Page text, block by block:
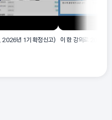
2026년 1기 확정신고) 이 한 강의로 2025년